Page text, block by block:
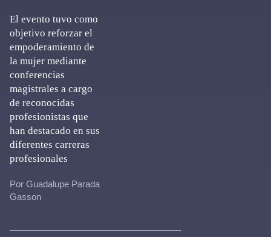
El evento tuvo como
objetivo reforzar el
empoderamiento de
la mujer mediante
conferencias
magistrales a cargo
de reconocidas
profesionistas que
han destacado en sus
diferentes carreras
profesionales
Por Guadalupe Parada
Gasson